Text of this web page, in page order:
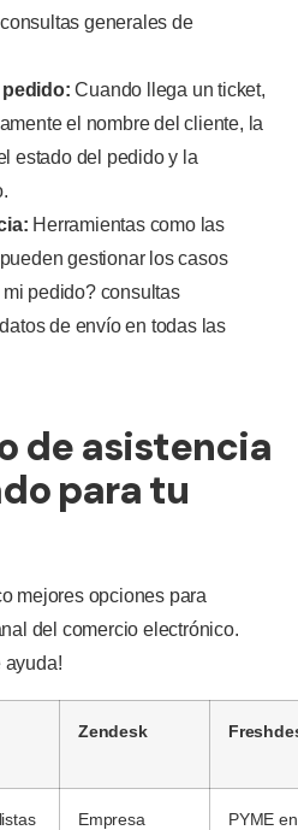
generales de
Cuando llega un ticket,
el nombre del cliente, la
estado del pedido y la
Herramientas como las
gestionar los casos
pedido? consultas
de envío en todas las
de asistencia
para tu
mejores opciones para
del comercio electrónico.
ayuda!
Zendesk
Empresa
PYME en